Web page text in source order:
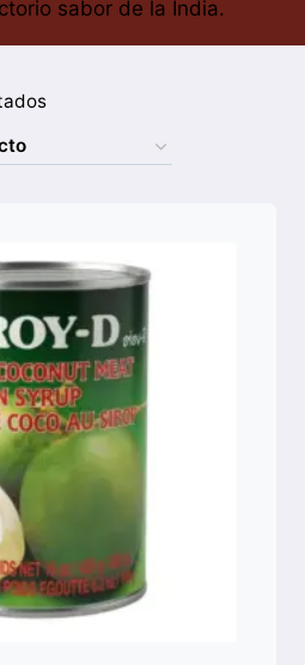
sabor de la India.